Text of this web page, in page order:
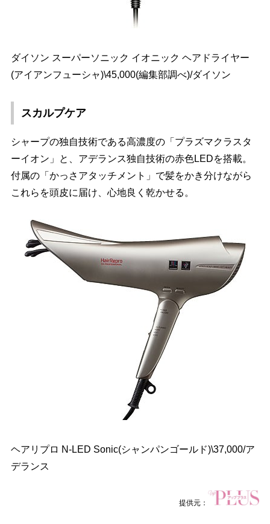
ダイソン スーパーソニック イオニック ヘアドライヤー
(アイアンフューシャ)\45,000(編集部調べ)/ダイソン
スカルプケア
シャープの独自技術である高濃度の「プラズマクラスタ
ーイオン」と、アデランス独自技術の赤色LEDを搭載。
付属の「かっさアタッチメント」で髪をかき分けながら
これらを頭皮に届け、心地良く乾かせる。
ヘアリプロ N-LED Sonic(シャンパンゴールド)\37,000/ア
デランス
提供元：